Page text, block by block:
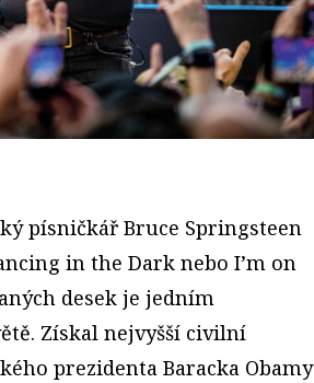
písničkář Bruce Springsteen
in the Dark nebo I’m on
desek je jedním
Získal nejvyšší civilní
prezidenta Baracka Obamy